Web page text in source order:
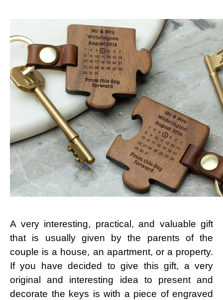
A very interesting, practical, and valuable gift
that is usually given by the parents of the
couple is a house, an apartment, or a property.
If you have decided to give this gift, a very
original and interesting idea to present and
decorate the keys is with a piece of engraved